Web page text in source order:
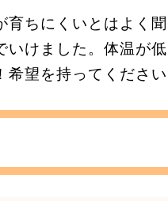
ちにくいとはよく聞
けました。体温が
望を持ってください